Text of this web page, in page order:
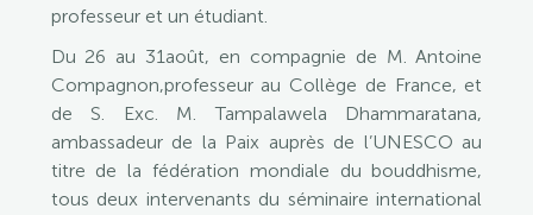
professeur et un étudiant.
Du 26 au 31août, en compagnie de M. Antoine
Compagnon,professeur au Collège de France, et
de S. Exc. M. Tampalawela Dhammaratana,
ambassadeur de la Paix auprès de l’UNESCO au
titre de la fédération mondiale du bouddhisme,
tous deux intervenants du séminaire international